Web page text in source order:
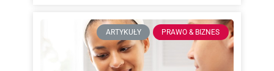
ARTYKUŁY PRAWO & BIZNES